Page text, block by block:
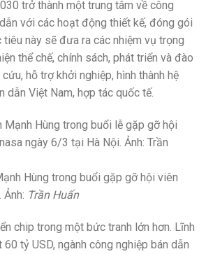
trở thành một trung tâm về công
với các hoạt động thiết kế, đóng gói
này sẽ đưa ra các nhiệm vụ trọng
thể chế, chính sách, phát triển và đào
hỗ trợ khởi nghiệp, hình thành hệ
dẫn Việt Nam, hợp tác quốc tế.
Hùng trong buổi gặp gỡ hội viên
Trần Huấn
chip trong một bức tranh lớn hơn. Lĩnh
tỷ USD, ngành công nghiệp bán dẫn